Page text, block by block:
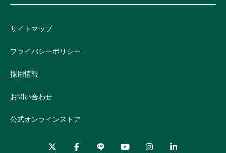
サイトマップ
プライバシーポリシー
採用情報
お問い合わせ
公式オンラインストア